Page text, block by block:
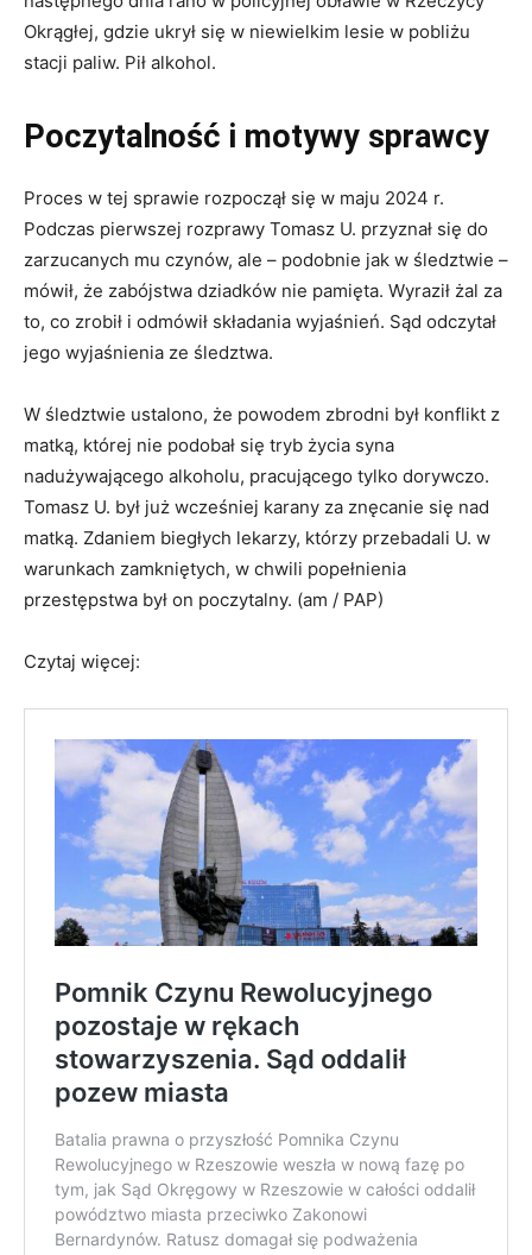
Okrągłej, gdzie ukrył się w niewielkim lesie w pobliżu
stacji paliw. Pił alkohol.
Poczytalność i motywy sprawcy
Proces w tej sprawie rozpoczął się w maju 2024 r.
Podczas pierwszej rozprawy Tomasz U. przyznał się do
zarzucanych mu czynów, ale – podobnie jak w śledztwie –
mówił, że zabójstwa dziadków nie pamięta. Wyraził żal za
to, co zrobił i odmówił składania wyjaśnień. Sąd odczytał
jego wyjaśnienia ze śledztwa.
W śledztwie ustalono, że powodem zbrodni był konflikt z
matką, której nie podobał się tryb życia syna
nadużywającego alkoholu, pracującego tylko dorywczo.
Tomasz U. był już wcześniej karany za znęcanie się nad
matką. Zdaniem biegłych lekarzy, którzy przebadali U. w
warunkach zamkniętych, w chwili popełnienia
przestępstwa był on poczytalny. (am / PAP)
Czytaj więcej: